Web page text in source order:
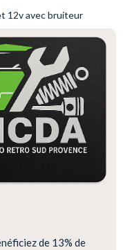
12v avec bruiteur
de 13% de